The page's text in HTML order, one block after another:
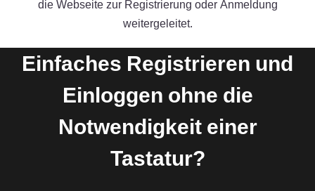
die Webseite zur Registrierung oder Anmeldung
weitergeleitet.
Einfaches Registrieren und
Einloggen ohne die
Notwendigkeit einer
Tastatur?